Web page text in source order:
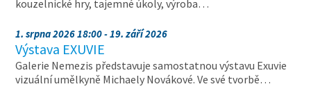
kouzelnické hry, tajemné úkoly, výroba…
1. srpna 2026 18:00 - 19. září 2026
Výstava EXUVIE
Galerie Nemezis představuje samostatnou výstavu Exuvie
vizuální umělkyně Michaely Novákové. Ve své tvorbě…